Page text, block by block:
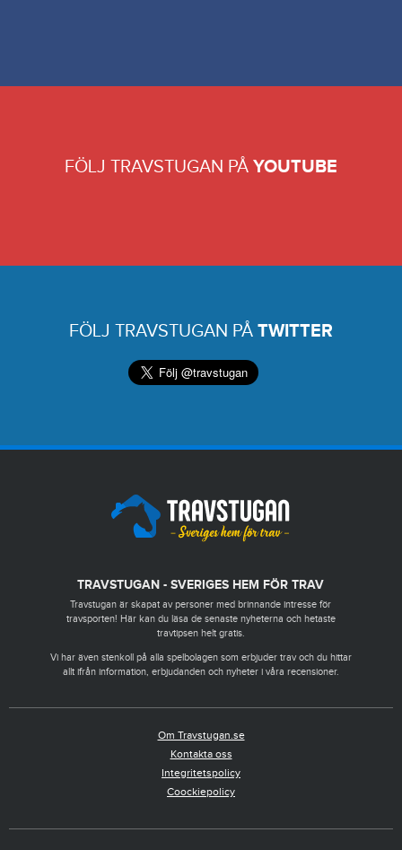
FÖLJ TRAVSTUGAN PÅ YOUTUBE
FÖLJ TRAVSTUGAN PÅ TWITTER
TRAVSTUGAN - SVERIGES HEM FÖR TRAV
Travstugan är skapat av personer med brinnande intresse för
travsporten! Här kan du läsa de senaste nyheterna och hetaste
travtipsen helt gratis.
Vi har även stenkoll på alla spelbolagen som erbjuder trav och du hittar
allt ifrån information, erbjudanden och nyheter i våra recensioner.
Om Travstugan.se
Kontakta oss
Integritetspolicy
Coockiepolicy